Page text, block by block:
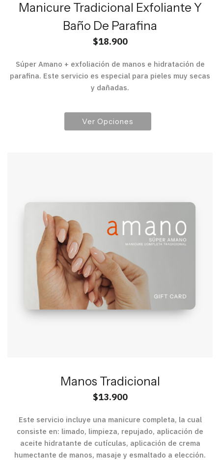
Manicure Tradicional Exfoliante Y
Baño De Parafina
$18.900
Súper Amano + exfoliación de manos e hidratación de
parafina. Este servicio es especial para pieles muy secas
y dañadas.
Ver Opciones
Manos Tradicional
$13.900
Este servicio incluye una manicure completa, la cual
consiste en: limado, limpieza, repujado, aplicación de
aceite hidratante de cutículas, aplicación de crema
humectante de manos, masaje y esmaltado a elección.